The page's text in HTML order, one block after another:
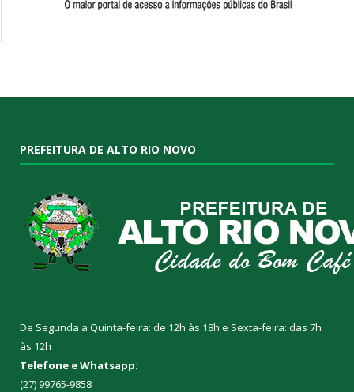
PREFEITURA DE ALTO RIO NOVO
De Segunda a Quinta-feira: de 12h às 18h e Sexta-feira: das 7h
às 12h
Telefone e Whatsapp:
(27) 99765-9858